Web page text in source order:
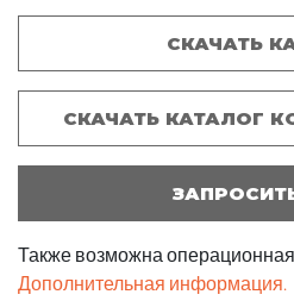
СКАЧАТЬ
СКАЧАТЬ КАТАЛОГ
Также возможна
Дополнительная информация.